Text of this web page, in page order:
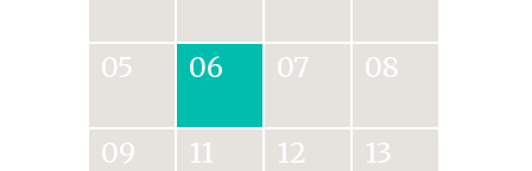
05 06 07 08
09 11 12 13